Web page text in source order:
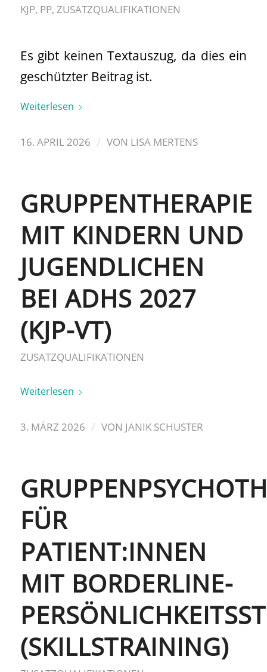
KJP, PP, ZUSATZQUALIFIKATIONEN
Es gibt keinen Textauszug, da dies ein
geschützter Beitrag ist.
Weiterlesen
16. APRIL 2026 / VON LISA MERTENS
GRUPPENTHERAPIE
MIT KINDERN UND
JUGENDLICHEN
BEI ADHS 2027
(KJP-VT)
ZUSATZQUALIFIKATIONEN
Weiterlesen
3. MÄRZ 2026 / VON JANIK SCHUSTER
FÜR
PATIENT:INNEN
MIT BORDERLINE-
(SKILLSTRAINING)